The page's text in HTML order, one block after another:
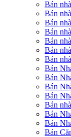
Bán
Bán
Bán
Bán
Bán
Bán
Bán
Bán
Bán
Bán
Bán
Bán
Bán
Bán
Bán